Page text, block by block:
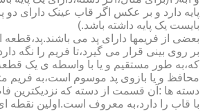
پایه دارد و بر عکس اگر قاب عینک دارای دو
بایست یک پایه داشته باشد.)
بعضی از فریمها دارای پد می
بر روی بینی قرار می گیرد،تا فریم را نگه
که،به طور مستقیم و یا با واسطه ی یک
محافظ و یا بازوی پد موسوم است،به فریم
دسته ها :آن قسمت از دسته که نزدیکترین
با قاب را دارد،به معروف است.اولین نقطه